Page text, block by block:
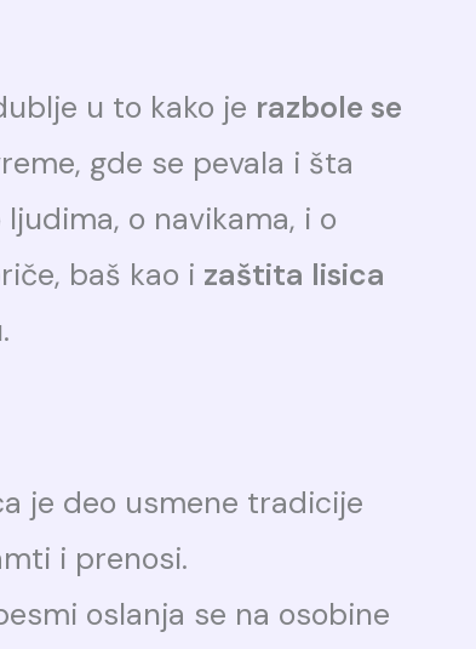
u to kako je razbole se
gde se pevala i šta
o navikama, i o
baš kao i zaštita lisica
je deo usmene tradicije
i prenosi.
oslanja se na osobine